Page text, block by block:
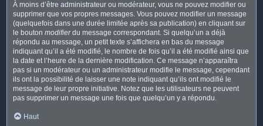
À moins d’être administrateur ou modérateur, vous ne pouvez modifier ou
supprimer que vos propres messages. Vous pouvez modifier un message
(quelquefois dans une durée limitée après sa publication) en cliquant sur
le bouton modifierdu message correspondant. Si quelqu’un a déjà
répondu au message, un petit texte s’affichera en bas du message
indiquant qu’il a été modifié, le nombre de fois qu’il a été modifié ainsi que
la date et l’heure de la dernière modification. Ce message n’apparaîtra
pas si un modérateur ou un administrateur modifie le message, cependant
ils ont la possibilité de laisser une note indiquant qu’ils ont modifié le
message de leur propre initiative. Notez que les utilisateurs ne peuvent
pas supprimer un message une fois que quelqu’un y a répondu.
Haut